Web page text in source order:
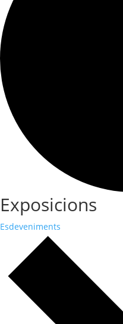
Exposicions
Esdeveniments